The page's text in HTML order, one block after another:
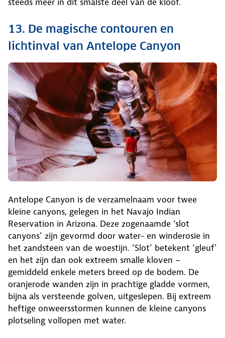
steeds meer in dit smalste deel van de kloof.
13. De magische contouren en
lichtinval van Antelope Canyon
Antelope Canyon is de verzamelnaam voor twee
kleine canyons, gelegen in het Navajo Indian
Reservation in Arizona. Deze zogenaamde ‘slot
canyons’ zijn gevormd door water- en winderosie in
het zandsteen van de woestijn. ‘Slot’ betekent ‘gleuf’
en het zijn dan ook extreem smalle kloven –
gemiddeld enkele meters breed op de bodem. De
oranjerode wanden zijn in prachtige gladde vormen,
bijna als versteende golven, uitgeslepen. Bij extreem
heftige onweersstormen kunnen de kleine canyons
plotseling vollopen met water.